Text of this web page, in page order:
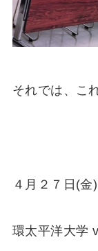
それでは、こ
４月２７日(金)
環太平洋大学